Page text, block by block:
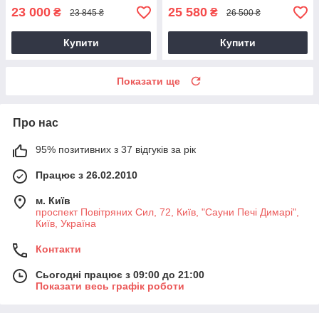
23 000 ₴ 23 845 ₴
Купити
25 580 ₴ 26 500 ₴
Купити
Показати ще
Про нас
95% позитивних з 37 відгуків за рік
Працює з 26.02.2010
м. Київ
проспект Повітряних Сил, 72, Київ, "Сауни Печі Димарі",
Київ, Україна
Контакти
Сьогодні працює з 09:00 до 21:00
Показати весь графік роботи